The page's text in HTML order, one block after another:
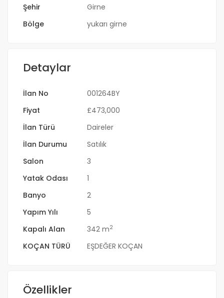
Şehir
Girne
Bölge
yukarı girne
Detaylar
İlan No
001264BY
Fiyat
£473,000
İlan Türü
Daireler
İlan Durumu
Satılık
Salon
3
Yatak Odası
1
Banyo
2
Yapım Yılı
5
Kapalı Alan
342 m2
KOÇAN TÜRÜ EŞDEĞER KOÇAN
Özellikler